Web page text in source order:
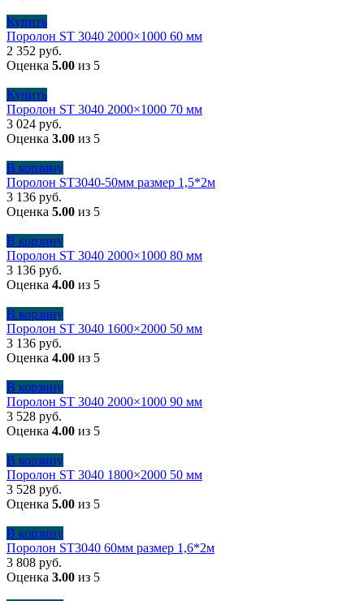
Купить
Поролон ST 3040 2000×1000 60 мм
2 352 руб.
Оценка 5.00 из 5
Купить
Поролон ST 3040 2000×1000 70 мм
3 024 руб.
Оценка 3.00 из 5
В корзину
Поролон ST3040-50мм размер 1,5*2м
3 136 руб.
Оценка 5.00 из 5
В корзину
Поролон ST 3040 2000×1000 80 мм
3 136 руб.
Оценка 4.00 из 5
В корзину
Поролон ST 3040 1600×2000 50 мм
3 136 руб.
Оценка 4.00 из 5
В корзину
Поролон ST 3040 2000×1000 90 мм
3 528 руб.
Оценка 4.00 из 5
В корзину
Поролон ST 3040 1800×2000 50 мм
3 528 руб.
Оценка 5.00 из 5
В корзину
Поролон ST3040 60мм размер 1,6*2м
3 808 руб.
Оценка 3.00 из 5